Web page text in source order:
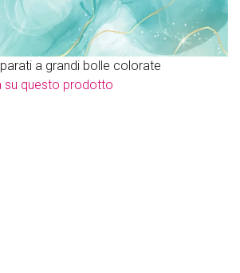
a grandi bolle colorate
su questo prodotto